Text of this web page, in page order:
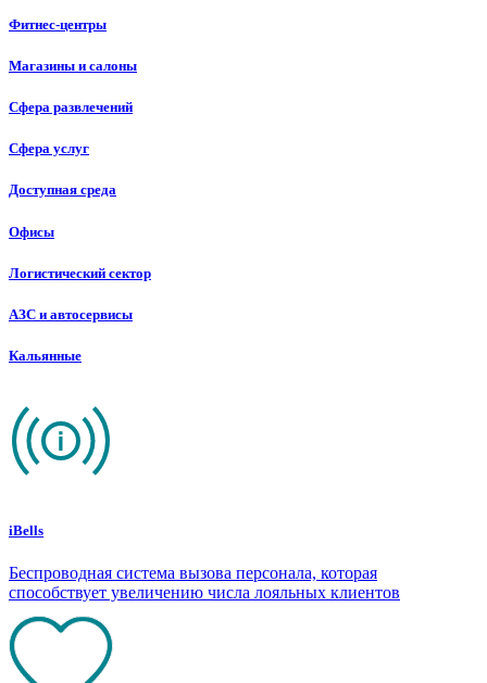
Фитнес-центры
Магазины и салоны
Сфера развлечений
Сфера услуг
Доступная среда
Офисы
Логистический сектор
АЗС и автосервисы
Кальянные
iBells
Беспроводная система вызова персонала, которая
способствует увеличению числа лояльных клиентов